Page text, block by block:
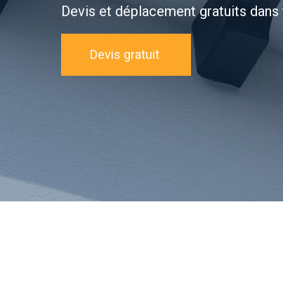
Devis et déplacement gratuits
Devis gratuit